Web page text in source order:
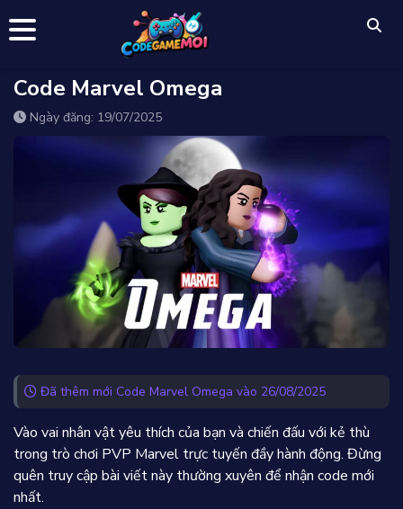
Code Marvel Omega
Ngày đăng: 19/07/2025
Đã thêm mới Code Marvel Omega vào 26/08/2025
Vào vai nhân vật yêu thích của bạn và chiến đấu với kẻ thù
trong trò chơi PVP Marvel trực tuyến đầy hành động. Đừng
quên truy cập bài viết này thường xuyên để nhận code mới
nhất.